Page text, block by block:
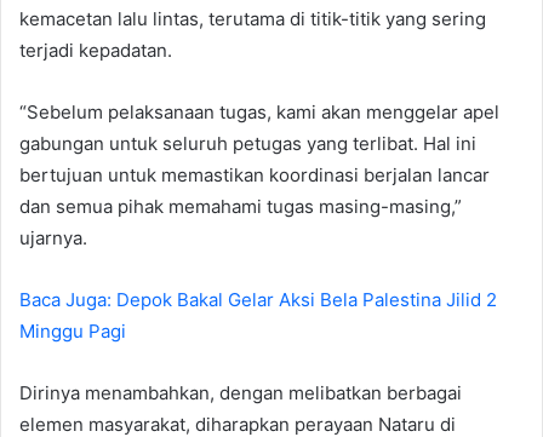
kemacetan lalu lintas, terutama di titik-titik yang sering
terjadi kepadatan.
“Sebelum pelaksanaan tugas, kami akan menggelar apel
gabungan untuk seluruh petugas yang terlibat. Hal ini
bertujuan untuk memastikan koordinasi berjalan lancar
dan semua pihak memahami tugas masing-masing,”
ujarnya.
Baca Juga: Depok Bakal Gelar Aksi Bela Palestina Jilid 2
Minggu Pagi
Dirinya menambahkan, dengan melibatkan berbagai
elemen masyarakat, diharapkan perayaan Nataru di